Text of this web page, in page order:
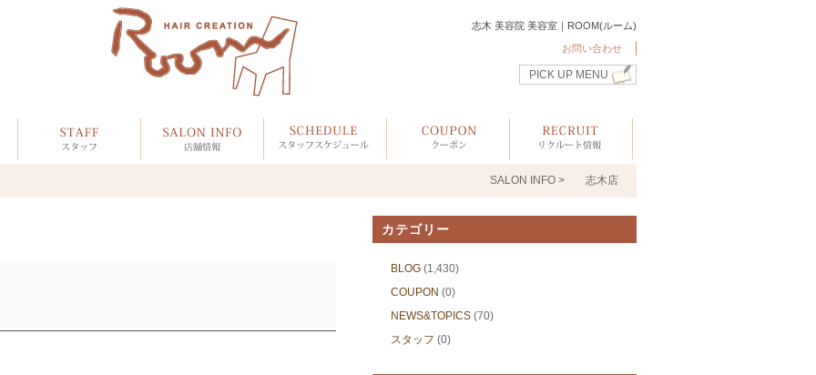
志木 美容院 美容室｜ROOM(ルーム)
お問い合わせ
PICK UP MENU
SALON INFO > 志木店
カテゴリー
BLOG (1,430)
COUPON (0)
NEWS&TOPICS (70)
スタッフ (0)